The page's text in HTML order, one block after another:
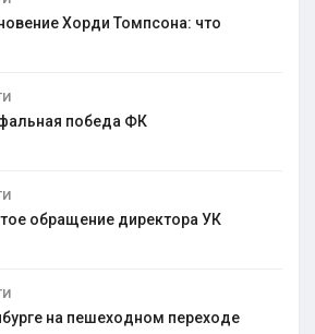
Хорди Томпсона: что
победа ФК
обращение директора УК
на пешеходном переходе